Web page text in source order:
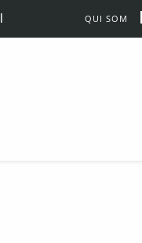
QUI SOM